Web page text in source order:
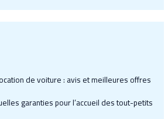
de voiture : avis et meilleures offres
garanties pour l’accueil des tout-petits